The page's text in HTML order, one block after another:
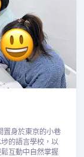
置身於東京的小巷
的語言學校，以
互動中自然掌握